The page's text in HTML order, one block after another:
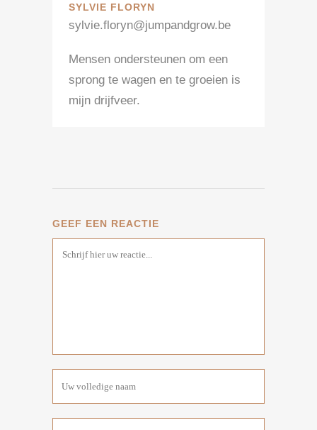
SYLVIE FLORYN
sylvie.floryn@jumpandgrow.be
Mensen ondersteunen om een
sprong te wagen en te groeien is
mijn drijfveer.
GEEF EEN REACTIE